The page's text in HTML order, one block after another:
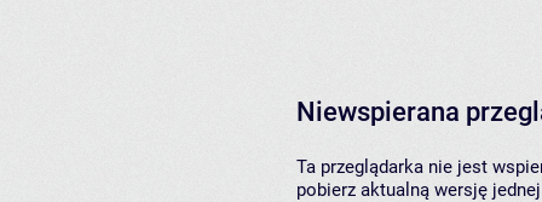
Niewspierana
Ta przeglądarka nie jest
pobierz aktualną wersję